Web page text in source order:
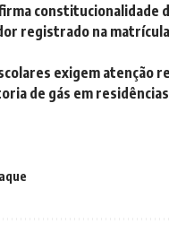
constitucionalidade
registrado na
exigem atenção
de gás em